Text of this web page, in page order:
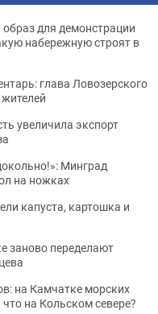
для демонстрации
набережную строят в
глава Ловозерского
увеличила экспорт
Минград
на ножках
капуста, картошка и
заново переделают
на Камчатке морских
на Кольском севере?